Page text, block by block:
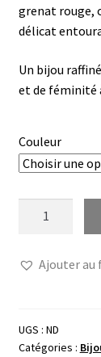
grenat rouge,
délicat
Un bijou
et de féminité
Couleur
marquise
Ajouter au
UGS : ND
Catégories :